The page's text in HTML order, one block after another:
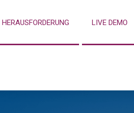
HERAUSFORDERUNG LIVE DEMO